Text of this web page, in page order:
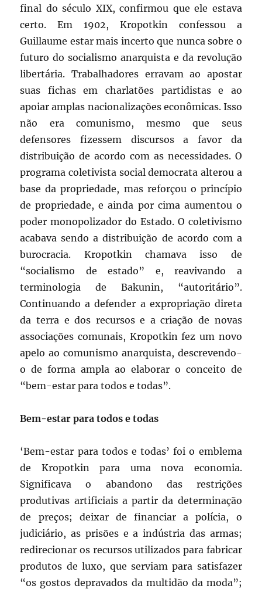
final do século XIX, confirmou que ele estava
certo. Em 1902, Kropotkin confessou a
Guillaume estar mais incerto que nunca sobre o
futuro do socialismo anarquista e da revolução
libertária. Trabalhadores erravam ao apostar
suas fichas em charlatões partidistas e ao
apoiar amplas nacionalizações econômicas. Isso
não era comunismo, mesmo que seus
defensores fizessem discursos a favor da
distribuição de acordo com as necessidades. O
programa coletivista social democrata alterou a
base da propriedade, mas reforçou o princípio
de propriedade, e ainda por cima aumentou o
poder monopolizador do Estado. O coletivismo
acabava sendo a distribuição de acordo com a
burocracia. Kropotkin chamava isso de
“socialismo de estado” e, reavivando a
terminologia de Bakunin, “autoritário”.
Continuando a defender a expropriação direta
da terra e dos recursos e a criação de novas
associações comunais, Kropotkin fez um novo
apelo ao comunismo anarquista, descrevendo-
o de forma ampla ao elaborar o conceito de
“bem-estar para todos e todas”.
Bem-estar para todos e todas
‘Bem-estar para todos e todas’ foi o emblema
de Kropotkin para uma nova economia.
Significava o abandono das restrições
produtivas artificiais a partir da determinação
de preços; deixar de financiar a polícia, o
judiciário, as prisões e a indústria das armas;
redirecionar os recursos utilizados para fabricar
produtos de luxo, que serviam para satisfazer
“os gostos depravados da multidão da moda”;